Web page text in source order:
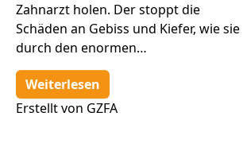
Zahnarzt holen. Der stoppt die
Schäden an Gebiss und Kiefer, wie sie
durch den enormen…
Weiterlesen
Erstellt von GZFA